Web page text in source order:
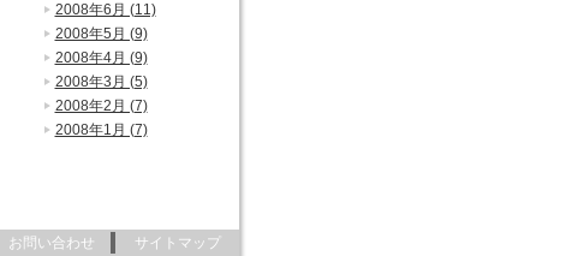
2008年6月 (11)
2008年5月 (9)
2008年4月 (9)
2008年3月 (5)
2008年2月 (7)
2008年1月 (7)
お問い合わせ サイトマップ